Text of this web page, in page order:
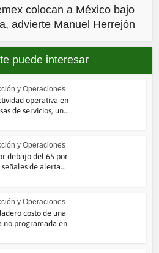
colocan a México bajo
advierte Manuel Herrejón
puede interesar
y Operaciones
operativa en
de servicios, un...
y Operaciones
debajo del 65 por
de alerta...
y Operaciones
costo de una
no programada en